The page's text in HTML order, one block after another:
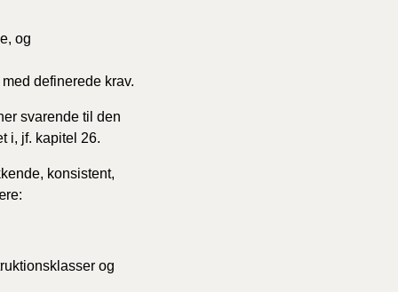
6 - 31/12
1-29/6 2021)
og
definerede krav.
svarende til den
i, jf. kapitel 26.
konsistent,
og